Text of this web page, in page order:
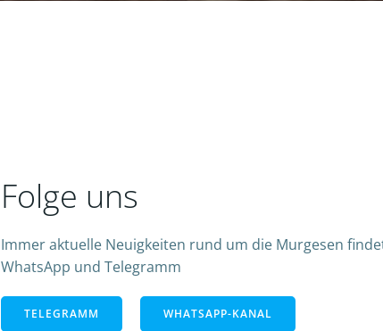
Folge uns
Immer aktuelle Neuigkeiten rund um die Murgesen
WhatsApp und Telegramm
TELEGRAMM WHATSAPP-KANAL